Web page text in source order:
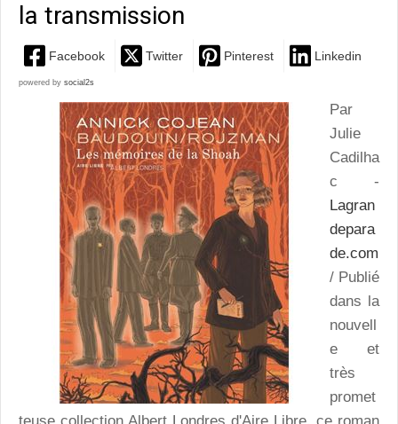
la transmission
Facebook Twitter Pinterest Linkedin
powered by social2s
Par
Julie
Cadilha
c -
Lagran
depara
de.com
/ Publié
dans la
nouvell
e et
très
promet
teuse collection Albert Londres d'Aire Libre, ce roman